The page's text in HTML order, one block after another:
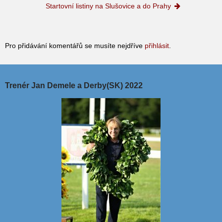
Startovní listiny na Slušovice a do Prahy
Pro přidávání komentářů se musíte nejdříve přihlásit
Trenér Jan Demele a Derby(SK) 2022